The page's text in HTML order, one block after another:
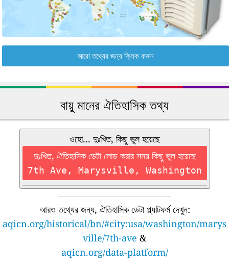
আরো তথ্যের জন্য ক্লিক করুন
বায়ু মানের ঐতিহাসিক তথ্য
ওহো... দুঃখিত, কিছু ভুল হয়েছে
দুঃখিত, ঐতিহাসিক ডেটা লোড করার সময় কিছু ভুল হয়েছে
7th Ave, Marysville, Washington
আরও তথ্যের জন্য, ঐতিহাসিক ডেটা প্ল্যাটফর্ম দেখুন:
aqicn.org/historical/bn/#city:usa/washington/marys
ville/7th-ave &
aqicn.org/data-platform/